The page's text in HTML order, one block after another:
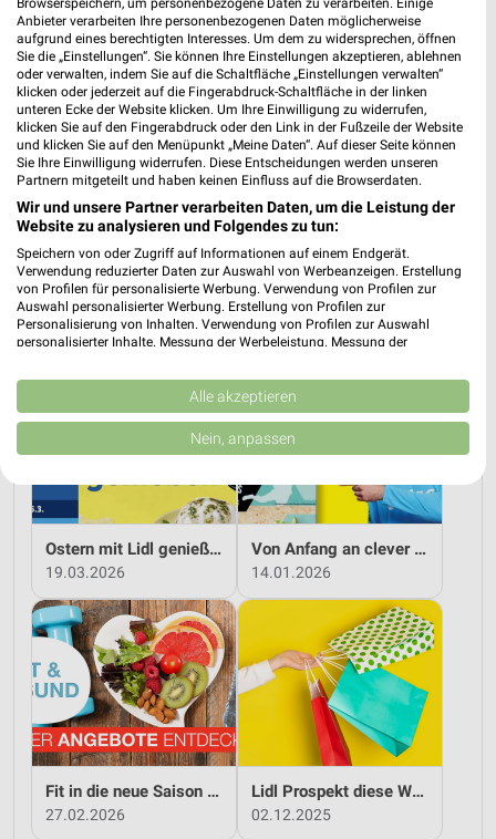
weekli Magazin
Erlebe mit Lidl und Andre Agassi die neuesten Silvercrest Küchengeräte
17.04.2026 10.04.2026
Ostern mit Lidl genießen
19.03.2026
Von Anfang an clever sparen mit Lidl
14.01.2026
Fit in die neue Saison - mit Lidl!
27.02.2026
Lidl Prospekt diese Woche
02.12.2025
Browserspeichern, um personenbezogene Daten zu verarbeiten. Einige
Anbieter verarbeiten Ihre personenbezogenen Daten möglicherweise
aufgrund eines berechtigten Interesses. Um dem zu widersprechen, öffnen
Sie die „Einstellungen“. Sie können Ihre Einstellungen akzeptieren, ablehnen
oder verwalten, indem Sie auf die Schaltfläche „Einstellungen verwalten“
klicken oder jederzeit auf die Fingerabdruck-Schaltfläche in der linken
unteren Ecke der Website klicken. Um Ihre Einwilligung zu widerrufen,
klicken Sie auf den Fingerabdruck oder den Link in der Fußzeile der Website
und klicken Sie auf den Menüpunkt „Meine Daten“. Auf dieser Seite können
Sie Ihre Einwilligung widerrufen. Diese Entscheidungen werden unseren
Partnern mitgeteilt und haben keinen Einfluss auf die Browserdaten.
Wir und unsere Partner verarbeiten Daten, um die Leistung der
Website zu analysieren und Folgendes zu tun:
Speichern von oder Zugriff auf Informationen auf einem Endgerät.
Verwendung reduzierter Daten zur Auswahl von Werbeanzeigen. Erstellung
von Profilen für personalisierte Werbung. Verwendung von Profilen zur
Auswahl personalisierter Werbung. Erstellung von Profilen zur
Personalisierung von Inhalten. Verwendung von Profilen zur Auswahl
personalisierter Inhalte. Messung der Werbeleistung. Messung der
Kombinationen von Daten aus verschiedenen Quellen. Entwicklung und
Verbesserung der Angebote. Verwendung reduzierter Daten zur Auswahl
von Inhalten.
Daten können außerhalb der Europäischen Union weitergegeben und in die
USA gesendet werden.
Website/App.
Partnerliste anzeigen (1 IAB-Anbieter)
Wir nutzen Ihre Daten für folgende Zwecke:
IAB-Verarbeitungszwecke:
Speichern von oder Zugriff auf Informationen
auf einem Endgerät
Verwendung reduzierter Daten zur Auswahl von
Werbeanzeigen
Erstellung von Profilen für personalisierte
Werbung
Verwendung von Profilen zur Auswahl
personalisierter Werbung
Alle akzeptieren
Nein, anpassen